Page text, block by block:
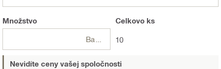
Množstvo Celkovo ks
10
Nevidíte ceny vašej spoločnosti